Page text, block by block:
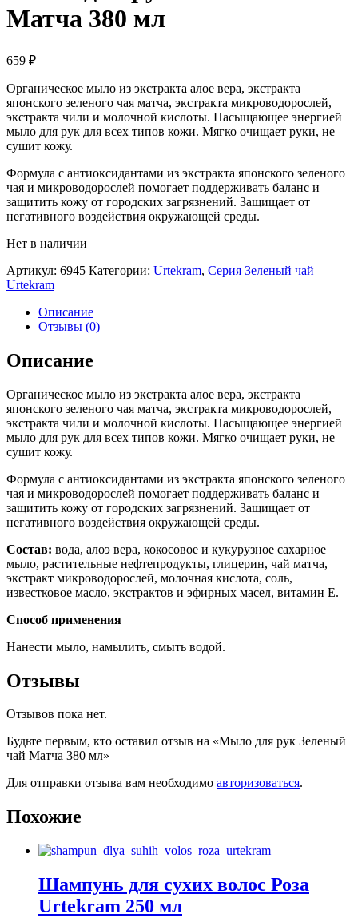
Матча 380 мл
659 ₽
Органическое мыло из экстракта алое вера, экстракта
японского зеленого чая матча, экстракта микроводорослей,
экстракта чили и молочной кислоты. Насыщающее энергией
мыло для рук для всех типов кожи. Мягко очищает руки, не
сушит кожу.
Формула с антиоксидантами из экстракта японского зеленого
чая и микроводорослей помогает поддерживать баланс и
защитить кожу от городских загрязнений. Защищает от
негативного воздействия окружающей среды.
Нет в наличии
Артикул: 6945 Категории: Urtekram, Серия Зеленый чай
Urtekram
Описание
Отзывы (0)
Описание
Органическое мыло из экстракта алое вера, экстракта
японского зеленого чая матча, экстракта микроводорослей,
экстракта чили и молочной кислоты. Насыщающее энергией
мыло для рук для всех типов кожи. Мягко очищает руки, не
сушит кожу.
Формула с антиоксидантами из экстракта японского зеленого
чая и микроводорослей помогает поддерживать баланс и
защитить кожу от городских загрязнений. Защищает от
негативного воздействия окружающей среды.
Состав: вода, алоэ вера, кокосовое и кукурузное сахарное
мыло, растительные нефтепродукты, глицерин, чай матча,
экстракт микроводорослей, молочная кислота, соль,
известковое масло, экстрактов и эфирных масел, витамин Е.
Способ применения
Нанести мыло, намылить, смыть водой.
Отзывы
Отзывов пока нет.
Будьте первым, кто оставил отзыв на «Мыло для рук Зеленый
чай Матча 380 мл»
Для отправки отзыва вам необходимо авторизоваться.
Похожие
Шампунь для сухих волос Роза
Urtekram 250 мл